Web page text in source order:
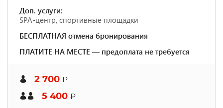
Доп. услуги:
SPA-центр, спортивные площадки
БЕСПЛАТНАЯ отмена бронирования
ПЛАТИТЕ НА МЕСТЕ — предоплата не требуется
2 700 ₽
5 400 ₽